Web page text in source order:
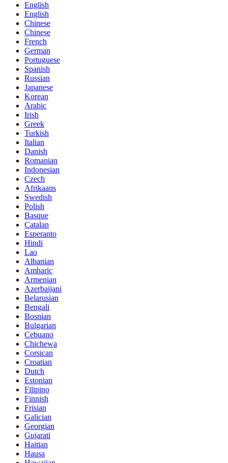
English
English
Chinese
Chinese
French
German
Portuguese
Spanish
Russian
Japanese
Korean
Arabic
Irish
Greek
Turkish
Italian
Danish
Romanian
Indonesian
Czech
Afrikaans
Swedish
Polish
Basque
Catalan
Esperanto
Hindi
Lao
Albanian
Amharic
Armenian
Azerbaijani
Belarusian
Bengali
Bosnian
Bulgarian
Cebuano
Chichewa
Corsican
Croatian
Dutch
Estonian
Filipino
Finnish
Frisian
Galician
Georgian
Gujarati
Haitian
Hausa